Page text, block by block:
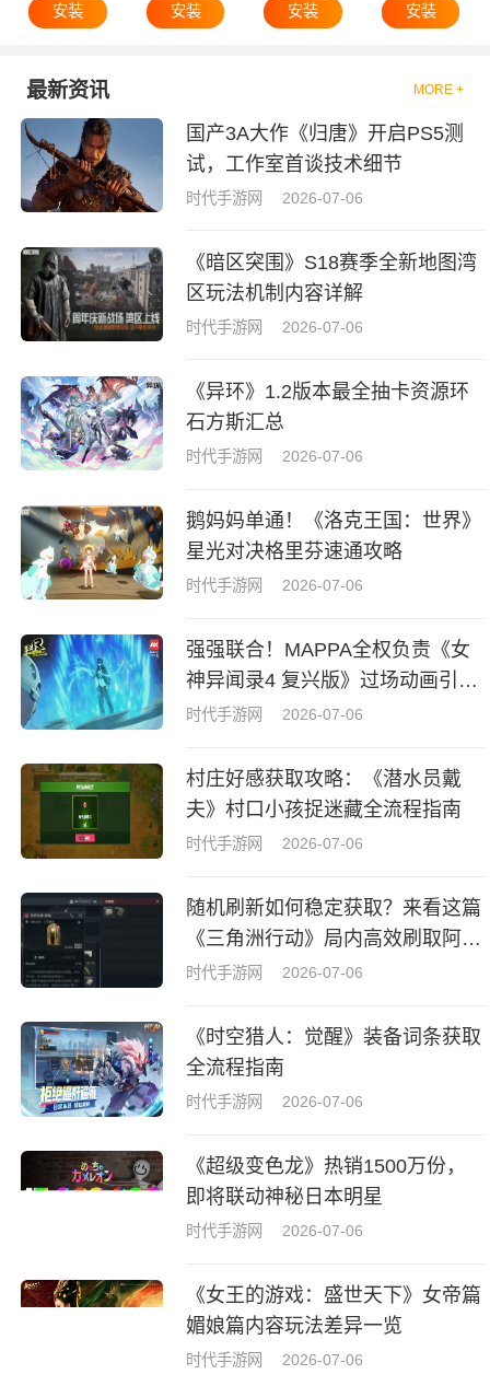
安装
安装
安装
安装
最新资讯 MORE +
国产3A大作《归唐》开启PS5测
试，工作室首谈技术细节
时代手游网 2026-07-06
《暗区突围》S18赛季全新地图湾
区玩法机制内容详解
时代手游网 2026-07-06
《异环》1.2版本最全抽卡资源环
石方斯汇总
时代手游网 2026-07-06
鹅妈妈单通！《洛克王国：世界》
星光对决格里芬速通攻略
时代手游网 2026-07-06
强强联合！MAPPA全权负责《女
神异闻录4 复兴版》过场动画引热
议
时代手游网 2026-07-06
村庄好感获取攻略：《潜水员戴
夫》村口小孩捉迷藏全流程指南
时代手游网 2026-07-06
随机刷新如何稳定获取？来看这篇
《三角洲行动》局内高效刷取阿萨
拉牌盒指南
时代手游网 2026-07-06
《时空猎人：觉醒》装备词条获取
全流程指南
时代手游网 2026-07-06
《超级变色龙》热销1500万份，
即将联动神秘日本明星
时代手游网 2026-07-06
《女王的游戏：盛世天下》女帝篇
媚娘篇内容玩法差异一览
时代手游网 2026-07-06